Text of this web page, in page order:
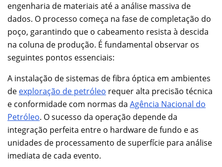
engenharia de materiais até a análise massiva de
dados. O processo começa na fase de completação do
poço, garantindo que o cabeamento resista à descida
na coluna de produção. É fundamental observar os
seguintes pontos essenciais:
A instalação de sistemas de fibra óptica em ambientes
de exploração de petróleo requer alta precisão técnica
e conformidade com normas da Agência Nacional do
Petróleo. O sucesso da operação depende da
integração perfeita entre o hardware de fundo e as
unidades de processamento de superfície para análise
imediata de cada evento.